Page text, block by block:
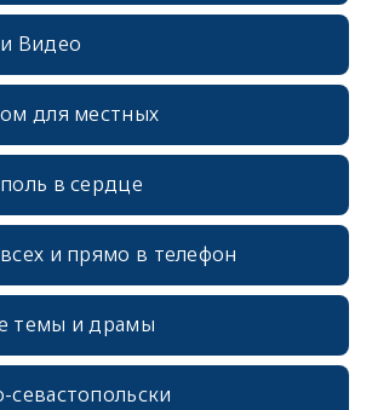
Видео
для местных
в сердце
и прямо в телефон
темы и драмы